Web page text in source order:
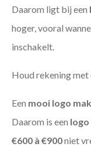
Daarom ligt bij een
hoger, vooral
inschakelt.
Houd rekening met
Een mooi logo
Daarom is een
€600 à €900niet